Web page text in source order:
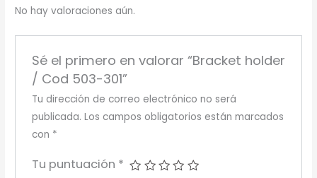
No hay valoraciones aún.
Sé el primero en valorar “Bracket holder
/ Cod 503-301”
Tu dirección de correo electrónico no será
publicada. Los campos obligatorios están marcados
con *
Tu puntuación *